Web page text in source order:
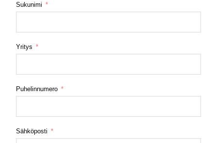
Sukunimi
Yritys
Puhelinnumero
Sähköposti